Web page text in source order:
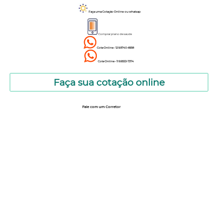
Faça uma Cotação Online ou whatsap
Comprar plano de saúde
Cote Online - 12 9.9740-6958
Cote Online - 11 9.9553-7374
Fale com um Corretor
Faça sua cotação online